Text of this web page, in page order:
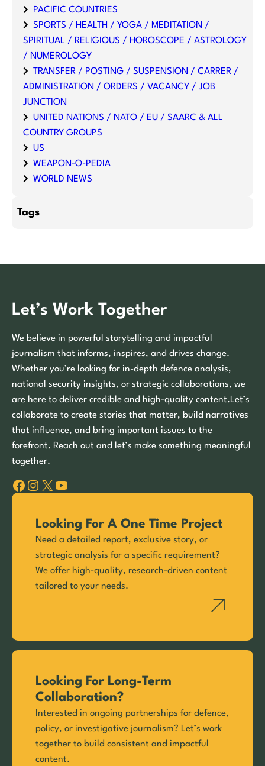
PACIFIC COUNTRIES
SPORTS / HEALTH / YOGA / MEDITATION /
SPIRITUAL / RELIGIOUS / HOROSCOPE / ASTROLOGY
/ NUMEROLOGY
TRANSFER / POSTING / SUSPENSION / CARRER /
ADMINISTRATION / ORDERS / VACANCY / JOB
JUNCTION
UNITED NATIONS / NATO / EU / SAARC & ALL
COUNTRY GROUPS
US
WEAPON-O-PEDIA
WORLD NEWS
Tags
Let’s Work Together
We believe in powerful storytelling and impactful
journalism that informs, inspires, and drives change.
Whether you’re looking for in-depth defence analysis,
national security insights, or strategic collaborations, we
are here to deliver credible and high-quality content.Let’s
collaborate to create stories that matter, build narratives
that influence, and bring important issues to the
forefront. Reach out and let’s make something meaningful
together.
Facebook Instagram X YouTube
Looking For A One Time Project
Need a detailed report, exclusive story, or
strategic analysis for a specific requirement?
We offer high-quality, research-driven content
tailored to your needs.
Looking For Long-Term
Collaboration?
Interested in ongoing partnerships for defence,
policy, or investigative journalism? Let’s work
together to build consistent and impactful
content.